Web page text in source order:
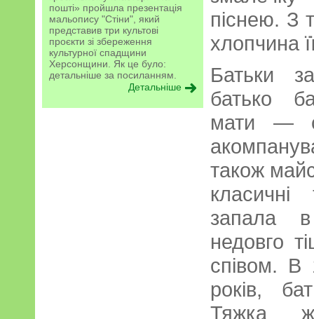
пошті» пройшла презентація
мальопису "Стіни", який
представив три культові
проєкти зі збереження
культурної спадщини
Херсонщини. Як це було:
детальніше за посиланням.
Детальніше
піснею. З
хлопчина
Батьки
батько
мати —
також
запала
недовго
співом. В
років,
Тяжка